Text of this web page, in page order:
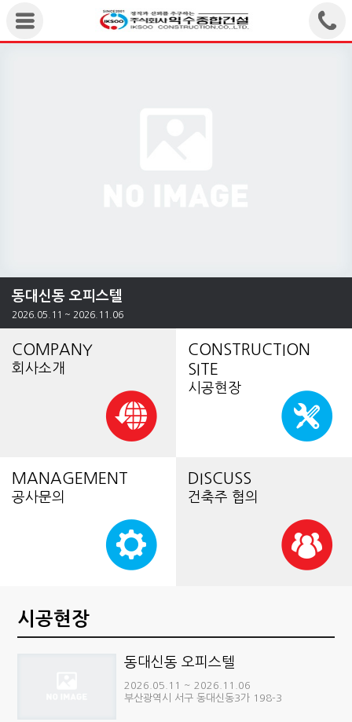
동대신동 오피스텔
2026.05.11 ~ 2026.11.06
COMPANY
회사소개
CONSTRUCTION
SITE
시공현장
MANAGEMENT
공사문의
DISCUSS
건축주 협의
시공현장
동대신동 오피스텔
2026.05.11 ~ 2026.11.06
부산광역시 서구 동대신동3가 198-3